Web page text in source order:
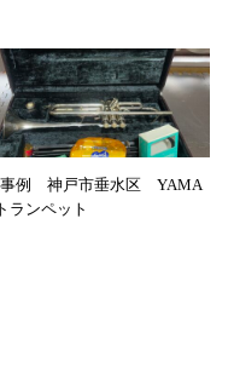
事例 神戸市垂水区 YAMA
ランペット